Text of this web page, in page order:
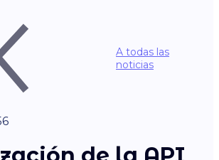
A todas las
noticias